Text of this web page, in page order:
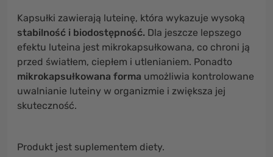
Kapsułki zawierają luteinę, która wykazuje wysoką
stabilność i biodostępność. Dla jeszcze lepszego
efektu luteina jest mikrokapsułkowana, co chroni ją
przed światłem, ciepłem i utlenianiem. Ponadto
mikrokapsułkowana forma umożliwia kontrolowane
uwalnianie luteiny w organizmie i zwiększa jej
skuteczność.
Produkt jest suplementem diety.